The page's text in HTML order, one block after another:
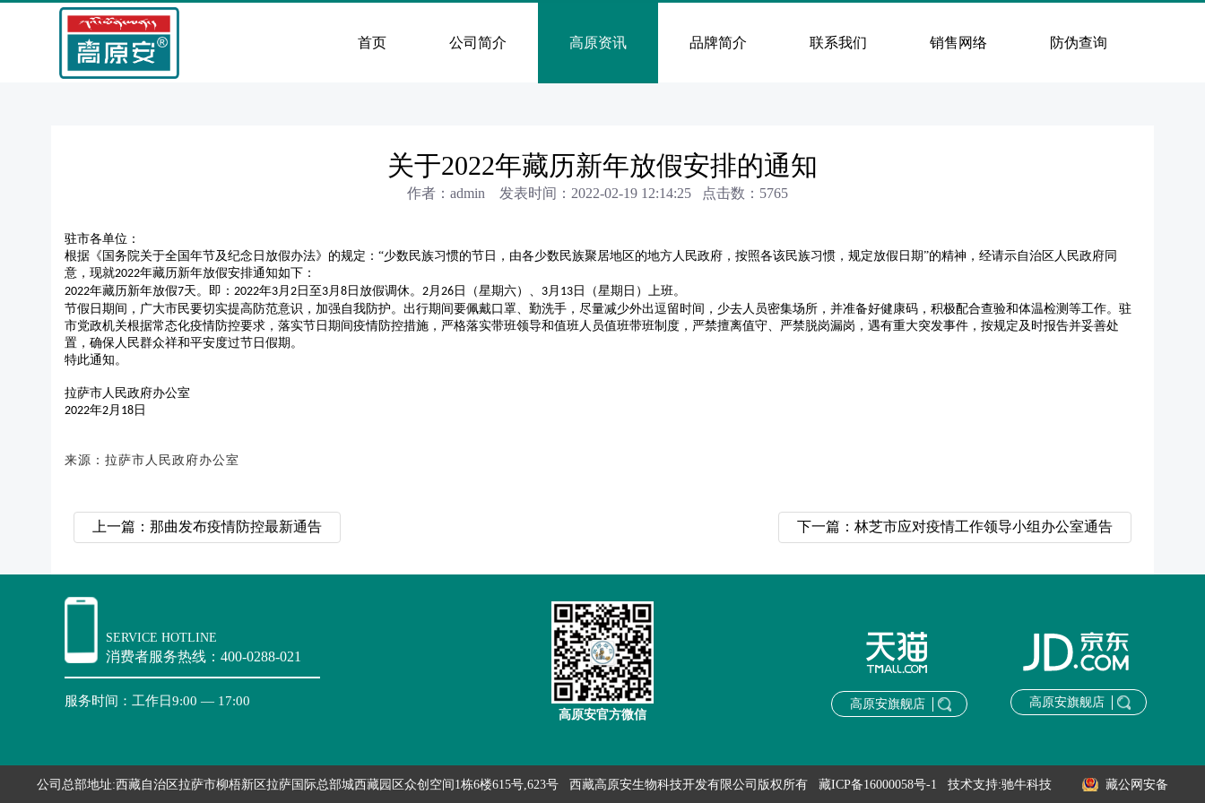
首页 公司简介 高原资讯 品牌简介 联系我们 销售网络 防伪查询
关于2022年藏历新年放假安排的通知
作者：admin 发表时间：2022-02-19 12:14:25 点击数： 5765
驻市各单位：
根据《国务院关于全国年节及纪念日放假办法》的规定： “少数民族习惯的节日，由各少数民族聚居地区的地方人民政府，按照各该民族习惯，规定放假日期”的精神，经请示自治区人民政府同
意，现就2022年藏历新年放假安排通知如下：
2022年藏历新年放假7天。即： 2022年3月 2 日至 3月 8 日放假调休。 2月 26 日（星期六）、 3月 13 日（星期日）上班。
节假日期间，广大市民要切实提高防范意识，加强自我防护。出行期间要佩戴口罩、勤洗手，尽量减少外出逗留时间，少去人员密集场所，并准备好健康码，积极配合查验和体温检测等工作。驻
市党政机关根据常态化疫情防控要求，落实节日期间疫情防控措施，严格落实带班领导和值班人员值班带班制度，严禁擅离值守、严禁脱岗漏岗，遇有重大突发事件，按规定及时报告并妥善处
置，确保人民群众祥和平安度过节日假期。
特此通知。
拉萨市人民政府办公室
2022年2月 18 日
来源：拉萨市人民政府办公室
上一篇：那曲发布疫情防控最新通告 下一篇：林芝市应对疫情工作领导小组办公室通告
SERVICE HOTLINE
消费者服务热线：400-0288-021
服务时间：工作日9:00 — 17:00 高原安旗舰店
高原安旗舰店
高原安官方微信
公司总部地址:西藏自治区拉萨市柳梧新区拉萨国际总部城西藏园区众创空间1栋6楼615号,623号 西藏高原安生物科技开发有限公司版权所有 藏ICP备16000058号-1 技术支持:驰牛科技 藏公网安备